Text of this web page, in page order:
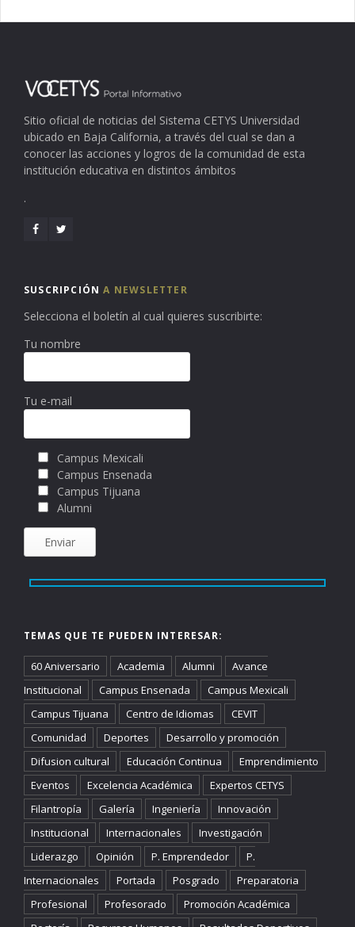
Sitio oficial de noticias del Sistema CETYS Universidad
ubicado en Baja California, a través del cual se dan a
conocer las acciones y logros de la comunidad de esta
institución educativa en distintos ámbitos
.
SUSCRIPCIÓNA NEWSLETTER
Selecciona el boletín al cual quieres suscribirte:
Tu nombre
Tu e-mail
Campus Mexicali
Campus Ensenada
Campus Tijuana
Alumni
TEMAS QUE TE PUEDEN INTERESAR:
60 Aniversario Academia Alumni
Avance
Institucional
Campus Ensenada
Campus Mexicali
Campus Tijuana
Centro de Idiomas
CEVIT
Comunidad
Deportes
Desarrollo y promoción
Difusion cultural
Educación Continua
Emprendimiento
Eventos
Excelencia Académica
Expertos CETYS
Filantropía
Galería Ingeniería
Innovación
Institucional
Internacionales
Investigación
Liderazgo
Opinión P. Emprendedor
P.
Internacionales
Portada Posgrado
Preparatoria
Profesional
Profesorado
Promoción Académica